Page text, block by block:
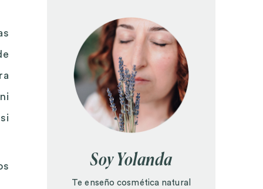
Soy Yolanda
Te enseño cosmética natural